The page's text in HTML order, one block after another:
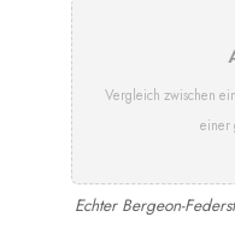
Vergleich zwischen
einer
Echter Bergeon-